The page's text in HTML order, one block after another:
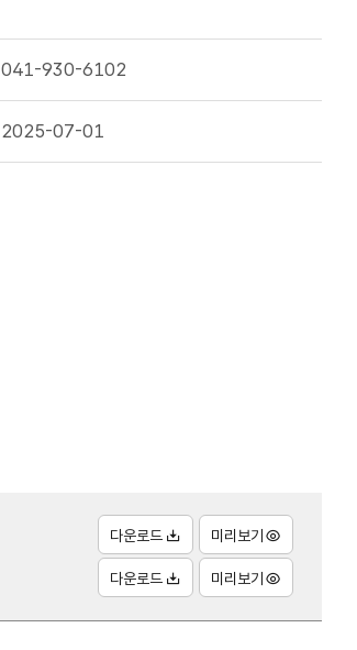
041-930-6102
2025-07-01
다운로드 미리보기
다운로드 미리보기